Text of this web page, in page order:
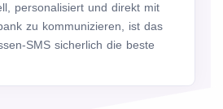
personalisiert und direkt mit
zu kommunizieren, ist das
SMS sicherlich die beste